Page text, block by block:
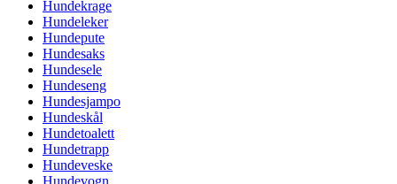
Hundekrage
Hundeleker
Hundepute
Hundesaks
Hundesele
Hundeseng
Hundesjampo
Hundeskål
Hundetoalett
Hundetrapp
Hundeveske
Hundevogn